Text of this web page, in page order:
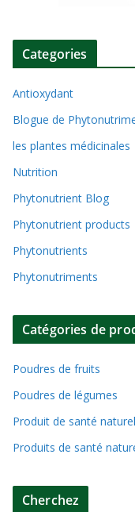
Categories
Antioxydant
Blogue de
les plantes médicinales
Nutrition
Phytonutrient Blog
Phytonutrient products
Phytonutrients
Phytonutriments
Catégories de
Poudres de fruits
Poudres de légumes
Produit de santé
Produits de santé
Cherchez